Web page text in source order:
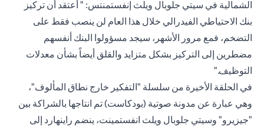
الشمالية في سيتي جلوبال ويلث إنفستمنتس: " أعتقد أن تركيز
بنك الاحتياطي الفيدرالي خلال هذا العام لن ينصب فقط على
التضخم، فمع مرور الأشهر، سيجد مسؤولوا البنك أنفسهم
مضطرين إلى التركيز بشكل متزايد والقلق أيضاً بشأن معدلات
التوظيف."
في الحلقة الأخيرة من سلسلة "التفكير خارج نطاق المألوف"،
وهي عبارة عن مدونة صوتية (بودكاست) تم انتاجها بالشراكة بين
"جيزيرو" وسيتي جلوبال ويلث انفستمينت، ينضم راينهارد إلى